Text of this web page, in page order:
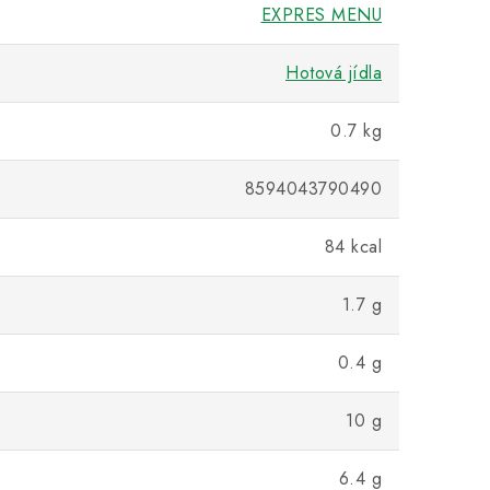
EXPRES MENU
Hotová jídla
0.7 kg
8594043790490
84 kcal
1.7 g
0.4 g
10 g
6.4 g